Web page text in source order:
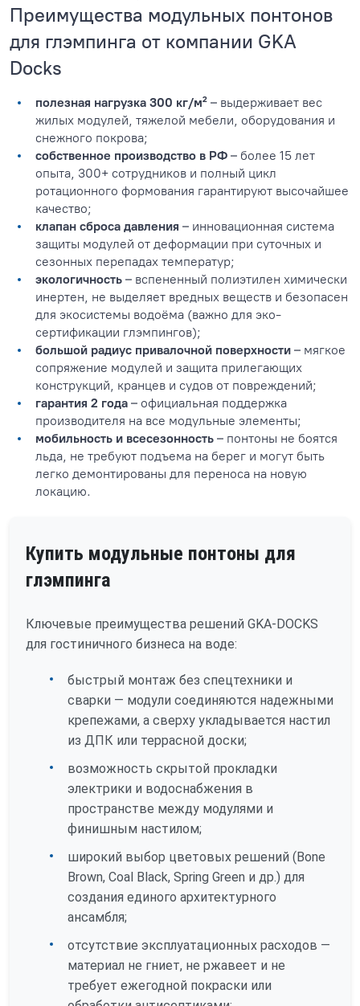
Преимущества модульных понтонов
для глэмпинга от компании GKA
Docks
полезная нагрузка 300 кг/м² – выдерживает вес
жилых модулей, тяжелой мебели, оборудования и
снежного покрова;
собственное производство в РФ – более 15 лет
опыта, 300+ сотрудников и полный цикл
ротационного формования гарантируют высочайшее
качество;
клапан сброса давления – инновационная система
защиты модулей от деформации при суточных и
сезонных перепадах температур;
экологичность – вспененный полиэтилен химически
инертен, не выделяет вредных веществ и безопасен
для экосистемы водоёма (важно для эко-
сертификации глэмпингов);
большой радиус привалочной поверхности – мягкое
сопряжение модулей и защита прилегающих
конструкций, кранцев и судов от повреждений;
гарантия 2 года – официальная поддержка
производителя на все модульные элементы;
мобильность и всесезонность – понтоны не боятся
льда, не требуют подъема на берег и могут быть
легко демонтированы для переноса на новую
локацию.
Купить модульные понтоны для
глэмпинга
Ключевые преимущества решений GKA-DOCKS
для гостиничного бизнеса на воде:
быстрый монтаж без спецтехники и
сварки — модули соединяются надежными
крепежами, а сверху укладывается настил
из ДПК или террасной доски;
возможность скрытой прокладки
электрики и водоснабжения в
пространстве между модулями и
финишным настилом;
широкий выбор цветовых решений (Bone
Brown, Coal Black, Spring Green и др.) для
создания единого архитектурного
ансамбля;
отсутствие эксплуатационных расходов —
материал не гниет, не ржавеет и не
требует ежегодной покраски или